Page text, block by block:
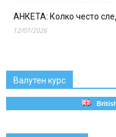
АНКЕТА: Колко често
12/07/2026
Валутен курс